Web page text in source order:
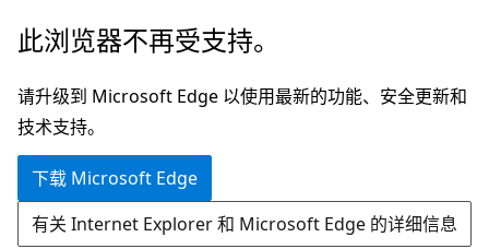
跳
主
要
内
此浏览器不再受支持。
请升级到 Microsoft Edge 以使用最新的功能、安全更新和
技术支持。
下载 Microsoft Edge
有关 Internet Explorer 和 Microsoft Edge 的详细信息